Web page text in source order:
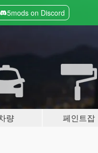
5mods on Discord
량 페인트잡